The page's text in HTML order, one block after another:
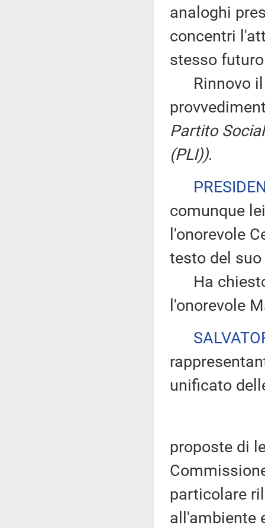
analoghi
concentri
stesso
Rinnovo il
Partito
(PLI)).
comunque
l'onorevole
testo del
Ha chiesto
l'onorevole
unificato
proposte di
particolare
all'ambiente